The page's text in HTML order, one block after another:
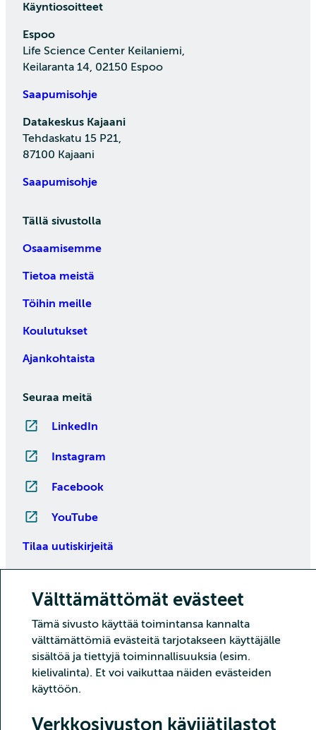
Välttämättömät evästeet
Tämä sivusto käyttää toimintansa kannalta
välttämättömiä evästeitä tarjotakseen käyttäjälle
sisältöä ja tiettyjä toiminnallisuuksia (esim.
kielivalinta). Et voi vaikuttaa näiden evästeiden
käyttöön.
Verkkosivuston kävijätilastot
Käyntiosoitteet
Espoo
Life Science Center Keilaniemi,
Keilaranta 14, 02150 Espoo
Saapumisohje
Datakeskus Kajaani
Tehdaskatu 15 P21,
87100 Kajaani
Saapumisohje
Tällä sivustolla
Osaamisemme
Tietoa meistä
Töihin meille
Koulutukset
Ajankohtaista
Seuraa meitä
LinkedIn
Instagram
Facebook
YouTube
Tilaa uutiskirjeitä
Copyright CSC – Tieteen tietotekniikan keskus Oy
Tietoturva Tietosuoja
Evästeet ja kävijätilastointi